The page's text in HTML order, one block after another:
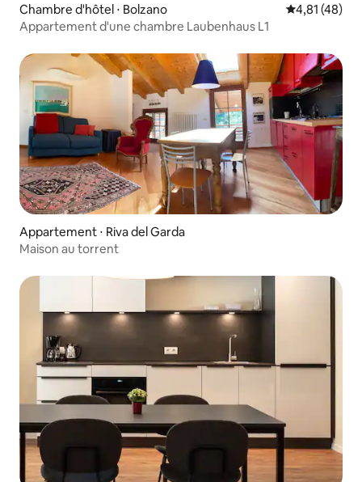
Chambre d'hôtel ⋅ Bolzano Évaluation
4,81 (48)
Appartement d'une chambre Laubenhaus L1
Appartement ⋅ Riva del Garda
Maison au torrent